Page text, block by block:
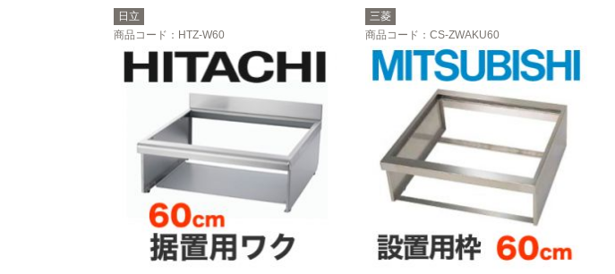
日立
商品コード ：HTZ-W60
三菱
商品コード ：CS-ZWAKU60